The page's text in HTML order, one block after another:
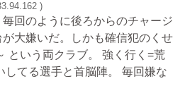
)
回のように後ろからのチャージ
大嫌いだ。しかも確信犯のくせ
という両クラブ。 強く行く=荒
してる選手と首脳陣。 毎回嫌な